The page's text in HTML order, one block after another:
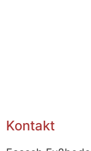
Kontakt